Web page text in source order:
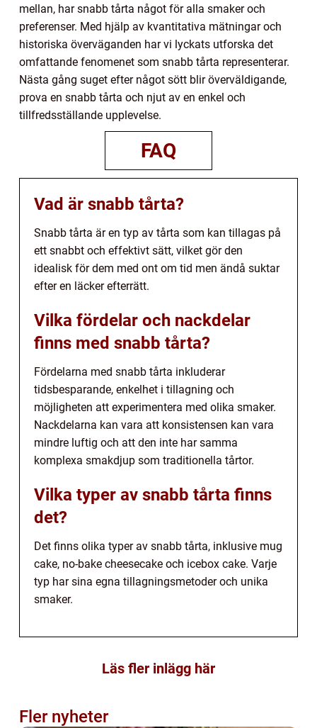
mellan, har snabb tårta något för alla smaker och
preferenser. Med hjälp av kvantitativa mätningar och
historiska överväganden har vi lyckats utforska det
omfattande fenomenet som snabb tårta representerar.
Nästa gång suget efter något sött blir överväldigande,
prova en snabb tårta och njut av en enkel och
tillfredsställande upplevelse.
FAQ
Vad är snabb tårta?
Snabb tårta är en typ av tårta som kan tillagas på
ett snabbt och effektivt sätt, vilket gör den
idealisk för dem med ont om tid men ändå suktar
efter en läcker efterrätt.
Vilka fördelar och nackdelar
finns med snabb tårta?
Fördelarna med snabb tårta inkluderar
tidsbesparande, enkelhet i tillagning och
möjligheten att experimentera med olika smaker.
Nackdelarna kan vara att konsistensen kan vara
mindre luftig och att den inte har samma
komplexa smakdjup som traditionella tårtor.
Vilka typer av snabb tårta finns
det?
Det finns olika typer av snabb tårta, inklusive mug
cake, no-bake cheesecake och icebox cake. Varje
typ har sina egna tillagningsmetoder och unika
smaker.
Läs fler inlägg här
Fler nyheter